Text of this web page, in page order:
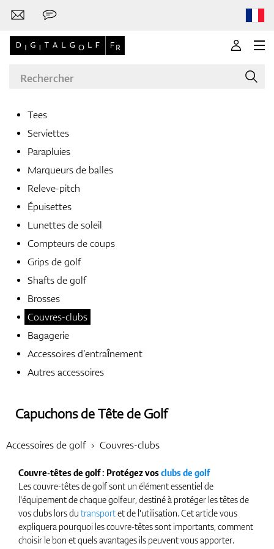
Sacs
Chariots De Golf
Tees
Serviettes
Parapluies
Marqueurs de balles
Releve-pitch
Épuisettes
Lunettes de soleil
Compteurs de coups
Grips de golf
Shafts de golf
Brosses
Couvres-clubs
Bagagerie
Accessoires d’entraînement
Autres accessoires
Capuchons de Tête de Golf
Accessoires de golf Couvres-clubs
Couvre-têtes de golf : Protégez vosclubs de golf
Les couvre-têtes de golf sont un élément essentiel de
l'équipement de chaque golfeur, destiné à protéger les têtes de
vos clubs lors du transportet de l'utilisation. Cet article vous
expliquera pourquoi les couvre-têtes sont importants, comment
choisir le bon et quels avantages ils peuvent vous apporter.